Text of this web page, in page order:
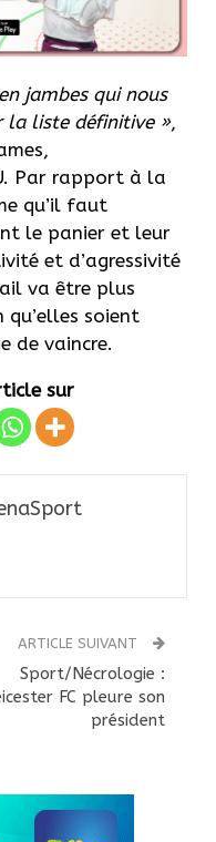
jambes qui nous
la liste définitive »,
. Par rapport à la
qu’il faut
le panier et leur
et d’agressivité
va être plus
soient
de vaincre.
sur
ARTICLE SUIVANT
Sport/Nécrologie :
FC pleure son
président